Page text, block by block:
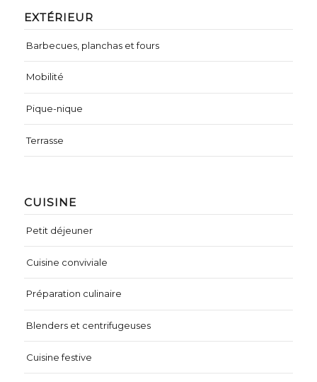
CUISINE
Petit déjeuner
Cuisine conviviale
Préparation culinaire
Blenders et centrifugeuses
Cuisine festive
EXTÉRIEUR
Barbecues, planchas et fours
Mobilité
Pique-nique
Terrasse